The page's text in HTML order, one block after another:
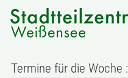
Termine für die Woche :